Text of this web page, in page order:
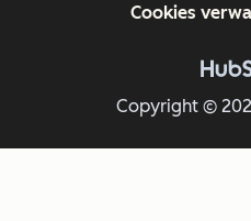
Copyright ©
Cookies